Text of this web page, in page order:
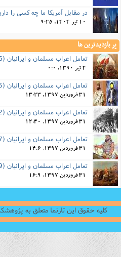
در مقابل آمریکا ما چه کسی را
10 تیر 1404, 9:25
پر بازدیدترین ها
4 تیر 1390, 0:0
تعامل اعراب مسلمان و ایرانیان (5) علی(ع) و رابطه‌ او با ایرانیان
31 فروردین 1397, 13:23
31 فروردین 1397, 12:40
تعامل اعراب مسلمان و ایرانیان (7) اهداف اعراب از حمله به ایران (1)
31 فروردین 1397, 14:6
تعامل اعراب مسلمان و ایرانیان (9) دست‌آورد ایرانیان از حمله اعراب
31 فروردین 1397, 16:9
کلیه حقوق این تارنما متعلق به